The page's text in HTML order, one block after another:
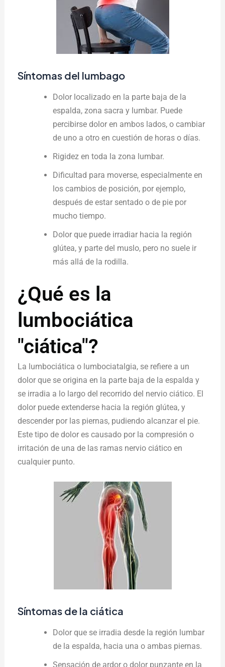
Síntomas del lumbago
Dolor localizado en la parte baja de la
espalda, zona sacra y lumbar. Puede
percibirse dolor en ambos lados, o cambiar
de uno a otro en cuestión de horas o días.
Rigidez en toda la zona lumbar.
Dificultad para moverse, especialmente en
los cambios de posición, por ejemplo,
después de estar sentado o de pie por
mucho tiempo.
Dolor que puede irradiar hacia la región
glútea, y parte del muslo, pero no suele ir
más allá de la rodilla.
¿Qué es la
lumbociática
"ciática"?
La lumbociática o lumbociatalgia, se refiere a un
dolor que se origina en la parte baja de la espalda y
se irradia a lo largo del recorrido del nervio ciático. El
dolor puede extenderse hacia la región glútea, y
descender por las piernas, pudiendo alcanzar el pie.
Este tipo de dolor es causado por la compresión o
irritación de una de las ramas nervio ciático en
cualquier punto.
Síntomas de la ciática
Dolor que se irradia desde la región lumbar
de la espalda, hacia una o ambas piernas.
Sensación de ardor o dolor punzante en la